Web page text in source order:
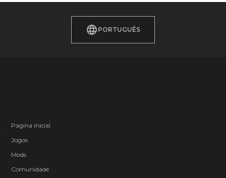
PORTUGUÊS
Página inicial
Jogos
Mods
Comunidade